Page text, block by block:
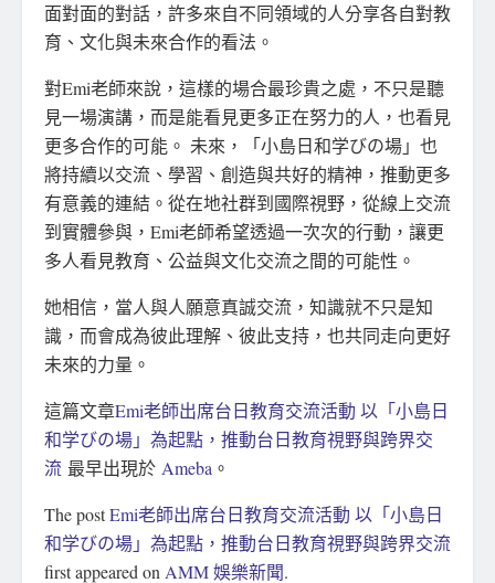
面對面的對話，許多來自不同領域的人分享各自對教
育、文化與未來合作的看法。
對Emi老師來說，這樣的場合最珍貴之處，不只是聽
見一場演講，而是能看見更多正在努力的人，也看見
更多合作的可能。 未來，「小島日和学びの場」也
將持續以交流、學習、創造與共好的精神，推動更多
有意義的連結。從在地社群到國際視野，從線上交流
到實體參與，Emi老師希望透過一次次的行動，讓更
多人看見教育、公益與文化交流之間的可能性。
她相信，當人與人願意真誠交流，知識就不只是知
識，而會成為彼此理解、彼此支持，也共同走向更好
未來的力量。
這篇文章Emi老師出席台日教育交流活動 以「小島日
和学びの場」為起點，推動台日教育視野與跨界交
流 最早出現於 Ameba 。
The postEmi老師出席台日教育交流活動 以「小島日
和学びの場」為起點，推動台日教育視野與跨界交流
first appeared on AMM 娛樂新聞.